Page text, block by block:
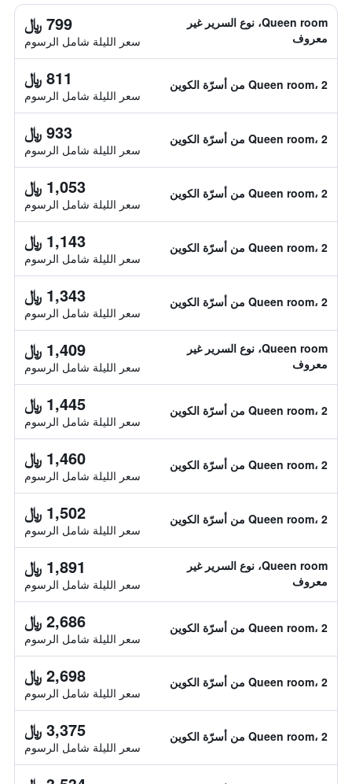
Queen room، نوع السرير غير
معروف
799 ﷼
سعر الليلة شامل الرسوم
Queen room، 2 من أسرّة الكوين 811 ﷼
سعر الليلة شامل الرسوم
Queen room، 2 من أسرّة الكوين 933 ﷼
سعر الليلة شامل الرسوم
Queen room، 2 من أسرّة الكوين 1,053 ﷼
سعر الليلة شامل الرسوم
Queen room، 2 من أسرّة الكوين 1,143 ﷼
سعر الليلة شامل الرسوم
Queen room، 2 من أسرّة الكوين 1,343 ﷼
سعر الليلة شامل الرسوم
Queen room، نوع السرير غير
معروف
1,409 ﷼
سعر الليلة شامل الرسوم
Queen room، 2 من أسرّة الكوين 1,445 ﷼
سعر الليلة شامل الرسوم
Queen room، 2 من أسرّة الكوين 1,460 ﷼
سعر الليلة شامل الرسوم
Queen room، 2 من أسرّة الكوين 1,502 ﷼
سعر الليلة شامل الرسوم
Queen room، نوع السرير غير
معروف
1,891 ﷼
سعر الليلة شامل الرسوم
Queen room، 2 من أسرّة الكوين 2,686 ﷼
سعر الليلة شامل الرسوم
Queen room، 2 من أسرّة الكوين 2,698 ﷼
سعر الليلة شامل الرسوم
Queen room، 2 من أسرّة الكوين 3,375 ﷼
سعر الليلة شامل الرسوم